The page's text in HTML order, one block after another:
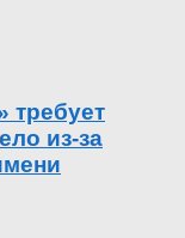
требует
из-за